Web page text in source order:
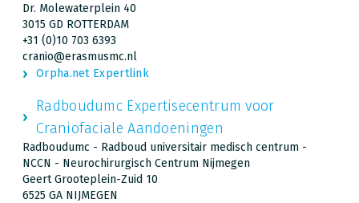
Dr. Molewaterplein 40
3015 GD ROTTERDAM
+31 (0)10 703 6393
cranio@erasmusmc.nl
Orpha.net Expertlink
Radboudumc Expertisecentrum voor
Craniofaciale Aandoeningen
Radboudumc - Radboud universitair medisch centrum -
NCCN - Neurochirurgisch Centrum Nijmegen
Geert Grooteplein-Zuid 10
6525 GA NIJMEGEN